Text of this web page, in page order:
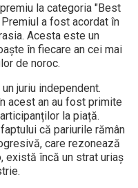
la categoria "Best
a fost acordat în
Acesta este un
în fiecare an cei mai
de noroc.
juriu independent.
acest an au fost primite
la piață.
că pariurile rămân
care rezonează
există încă un strat uriaș